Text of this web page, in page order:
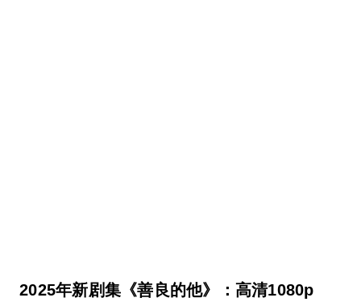
2025年新剧集《善良的他》：高清1080p